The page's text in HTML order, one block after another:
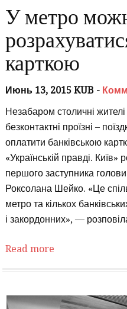
У метро
карткою
Июнь 13, 2015 KUB -
Незабаром столичні
безконтактні проїзні –
оплатити банківською
«Українській правді. Київ»
першого заступника
Роксолана Шейко. «Це
метро та кількох
і закордонних», —
Read more